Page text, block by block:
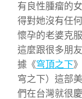
有良性腫瘤的
得對她沒有任
懷孕的老婆克
這麼跟很多朋友
據《穹頂之下
穹之下）這部
們在台灣就很